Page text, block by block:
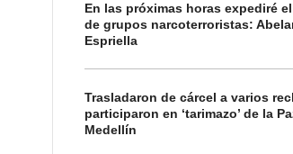
En las próximas horas expediré
de grupos narcoterroristas:
Espriella
Trasladaron de cárcel a varios
participaron en ‘tarimazo’ de la
Medellín